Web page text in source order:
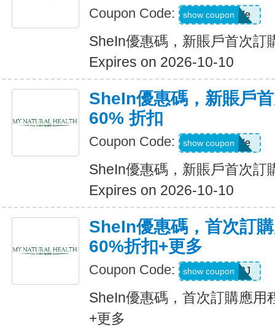
Coupon Code: Show Code
show coupon
SheIn優惠碼，新賬戶首次訂
Expires on 2026-10-10
SheIn優惠碼，新賬戶
60% 折扣
Coupon Code: Show Code
show coupon
SheIn優惠碼，新賬戶首次訂
Expires on 2026-10-10
SheIn優惠碼，首次訂
60%折扣+更多
Coupon Code: VJTWP3J
show coupon
SheIn優惠碼，首次訂購應用
+更多